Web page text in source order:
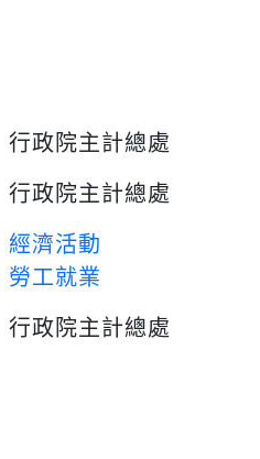
行政院主計總處
行政院主計總處
經濟活動
勞工就業
行政院主計總處